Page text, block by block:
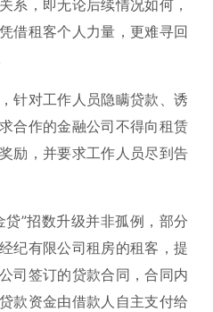
系，即无论后续情况如何，
借租客个人力量，更难寻回
针对工作人员隐瞒贷款、诱
合作的金融公司不得向租赁
励，并要求工作人员尽到告
”招数升级并非孤例，部分
纪有限公司租房的租客，提
司签订的贷款合同，合同内
款资金由借款人自主支付给